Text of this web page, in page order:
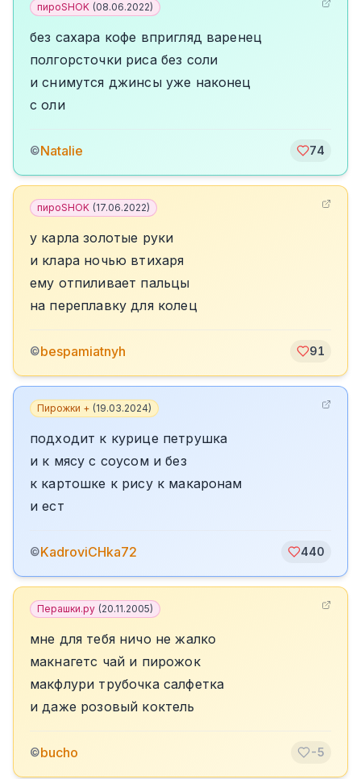
пироSHOK (08.06.2022)
без сахара кофе впригляд варенец
полгорсточки риса без соли
и снимутся джинсы уже наконец
с оли
©Natalie 74
пироSHOK (17.06.2022)
у карла золотые руки
и клара ночью втихаря
ему отпиливает пальцы
на переплавку для колец
©bespamiatnyh 91
Пирожки + (19.03.2024)
подходит к курице петрушка
и к мясу с соусом и без
к картошке к рису к макаронам
и ест
©KadroviCHka72 440
Перашки.ру (20.11.2005)
мне для тебя ничо не жалко
макнагетс чай и пирожок
макфлури трубочка салфетка
и даже розовый коктель
©bucho -5